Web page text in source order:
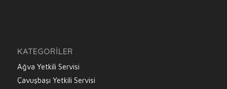
KATEGORILER
Ağva Yetkili Servisi
Çavuşbaşı Yetkili Servisi